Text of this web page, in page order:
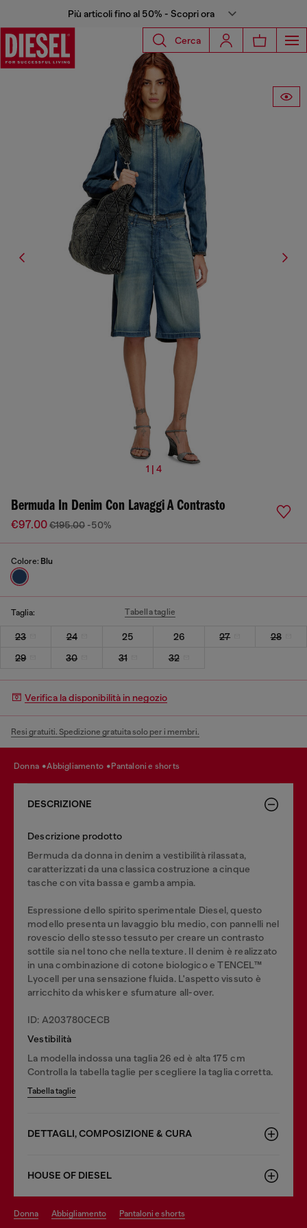
Più articoli fino al 50% - Scopri ora
Cerca
1 | 4
Bermuda In Denim Con Lavaggi A Contrasto
€97.00€195.00 -50%
Colore: Blu
Taglia: Tabella taglie
23 24 25 26 27
28
29
30 31 32
Verifica la disponibilità in negozio
Resi gratuiti. Spedizione gratuita solo per i membri.
donna abbigliamento pantaloni e shorts
DESCRIZIONE
Descrizione prodotto
Bermuda da donna in denim a vestibilità rilassata,
caratterizzati da una classica costruzione a cinque
tasche con vita bassa e gamba ampia.
Espressione dello spirito sperimentale Diesel, questo
modello presenta un lavaggio blu medio, con pannelli nel
rovescio dello stesso tessuto per creare un contrasto
sottile sia nel tono che nella texture. Il denim è realizzato
in una combinazione di cotone biologico e TENCEL™
Lyocell per una sensazione fluida. L'aspetto vissuto è
arricchito da whisker e sfumature all-over.
ID: A203780CECB
Vestibilità
La modella indossa una taglia 26 ed è alta 175 cm
Controlla la tabella taglie per scegliere la taglia corretta.
Tabella taglie
DETTAGLI, COMPOSIZIONE & CURA
HOUSE OF DIESEL
donna abbigliamento pantaloni e shorts